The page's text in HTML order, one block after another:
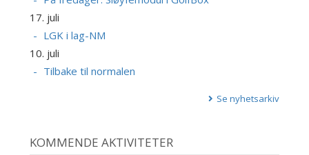
17. juli
LGK i lag-NM
10. juli
Tilbake til normalen
Se nyhetsarkiv
KOMMENDE AKTIVITETER